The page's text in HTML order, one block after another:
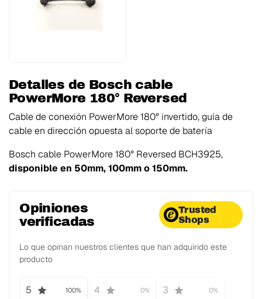
Detalles de Bosch cable
PowerMore 180° Reversed
Cable de conexión PowerMore 180° invertido, guía de
cable en dirección opuesta al soporte de batería
Bosch cable PowerMore 180° Reversed BCH3925,
disponible en 50mm, 100mm o 150mm.
Opiniones
verificadas
Trusted
Shops
Lo que opinan nuestros clientes que han adquirido este
producto
5 100% 4 0% 3 0%